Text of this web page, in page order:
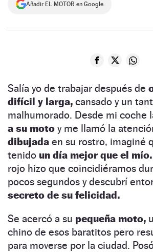
Añadir EL MOTOR en Google
Salía yo de trabajar después de
difícil y larga, cansado y un
malhumorado. Desde mi coche
a su moto y me llamó la
dibujada en su rostro, imaginé
tenido un día mejor que el mío.
rojo hizo que coincidiéramos
pocos segundos y descubrí
secreto de su felicidad.
Se acercó a su pequeña moto,
chino de esos baratitos pero
para moverse por la ciudad.